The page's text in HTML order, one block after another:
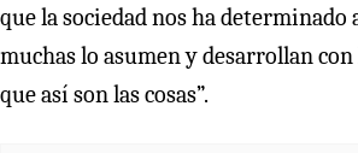
que la sociedad nos ha determinado
muchas lo asumen y desarrollan
que así son las cosas”.